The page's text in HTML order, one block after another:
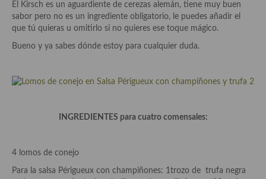
Aceites
Salsas y mojos
Bebidas
El Kirsch es un aguardiente de cerezas alemán, tiene muy buen
sabor pero no es un ingrediente obligatorio, le puedes añadir el
que tú quieras u omitirlo si no quieres ese toque mágico.
Bueno y ya sabes dónde estoy para cualquier duda.
INGREDIENTES para cuatro comensales:
4 lomos de conejo
Para la salsa Périgueux con champiñones: 1trozo de trufa negra